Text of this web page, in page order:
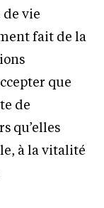
de vie
fait de la
que
de
qu’elles
à la vitalité